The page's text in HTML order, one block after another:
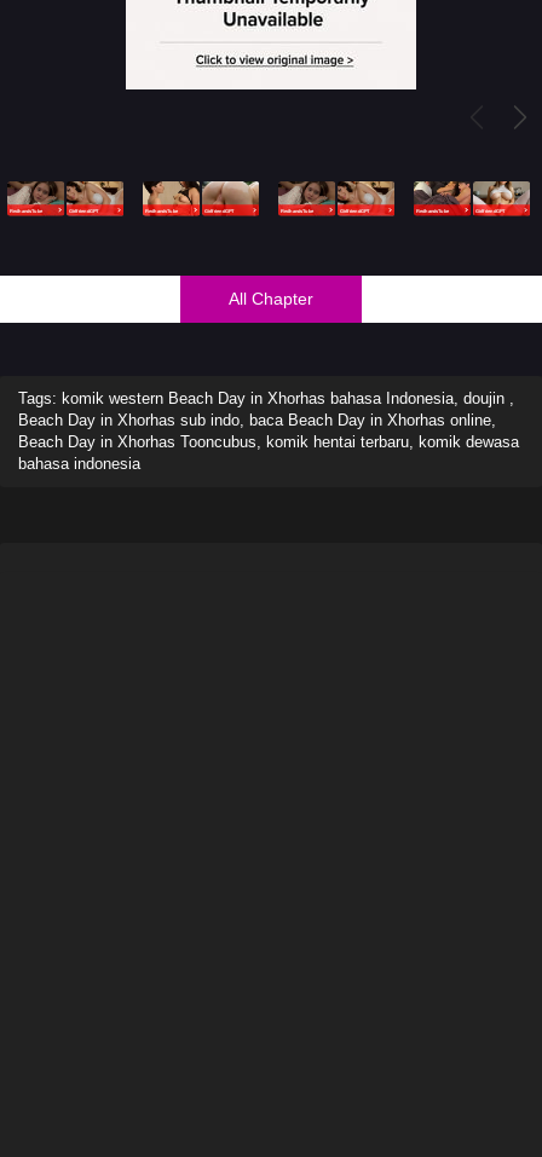
All Chapter
Tags: komik western Beach Day in Xhorhas bahasa Indonesia, doujin ,
Beach Day in Xhorhas sub indo, baca Beach Day in Xhorhas online,
Beach Day in Xhorhas Tooncubus, komik hentai terbaru, komik dewasa
bahasa indonesia